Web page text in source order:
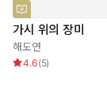
가시 위의 장미
해도연
4.6(5)